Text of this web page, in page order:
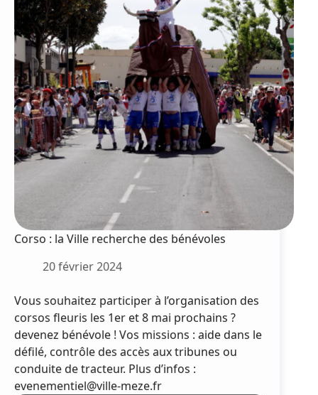
de
Mèze
Corso : la Ville recherche des bénévoles
20 février 2024
Vous souhaitez participer à l’organisation des
corsos fleuris les 1er et 8 mai prochains ?
devenez bénévole ! Vos missions : aide dans le
défilé, contrôle des accès aux tribunes ou
conduite de tracteur. Plus d’infos :
evenementiel@ville-meze.fr